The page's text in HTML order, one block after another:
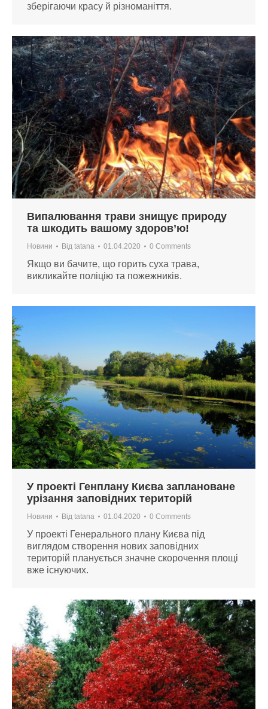
зберігаючи красу й різноманіття.
Випалювання трави знищує природу
та шкодить вашому здоров’ю!
Новини Від tatana 01.04.2020 0 Comments
Якщо ви бачите, що горить суха трава,
викликайте поліцію та пожежників.
У проекті Генплану Києва заплановане
урізання заповідних територій
Новини Від tatana 01.04.2020 0 Comments
У проекті Генерального плану Києва під
виглядом створення нових заповідних
територій планується значне скорочення площі
вже існуючих.